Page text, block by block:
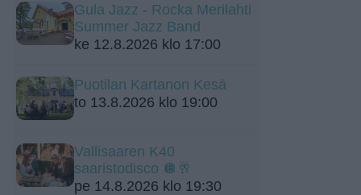
Gula Jazz - Rocka Merilahti
Summer Jazz Band
ke 12.8.2026 klo 17:00
Puotilan Kartanon Kesä
to 13.8.2026 klo 19:00
Vallisaaren K40
saaristodisco 🪩🥂
pe 14.8.2026 klo 19:30